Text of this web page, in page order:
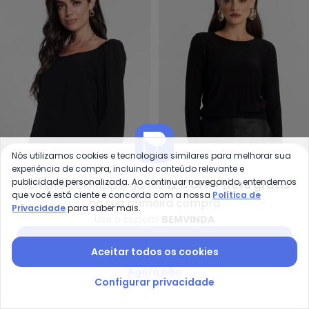
Rovitex - Blusa Feminina
Blusa Feminina Manga
7/8 (Preto)
ROVITEX
R$ 39,99R$ 79,99
Blusa Feminino Manga
ENDLESS
-58% -30% NEW
Compre pelo app e ganhe12% OFF + frete grátis
na sua primeira compra
Nós utilizamos cookies e tecnologias similares para melhorar sua
experiência de compra, incluindo conteúdo relevante e
publicidade personalizada. Ao continuar navegando, entendemos
que você está ciente e concorda com a nossa Política de
Privacidadepara saber mais.
Aceitar todos os cookies
Configurar privacidade